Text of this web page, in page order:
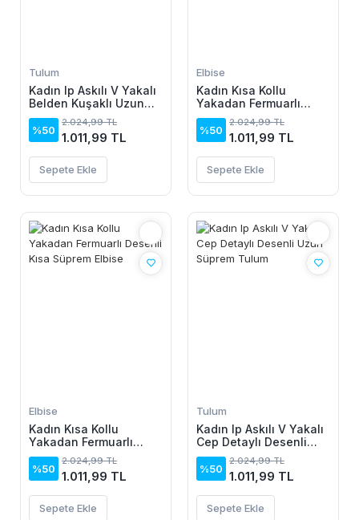
Tulum
Kadın Ip Askılı V Yakalı
Belden Kuşaklı Uzun
Aerobin Tulum
%50
2.024,99 TL
1.011,99 TL
Sepete Ekle
Elbise
Kadın Kısa Kollu
Yakadan Fermuarlı
Desenli Kısa Süprem
Elbise
%50
2.024,99 TL
1.011,99 TL
Sepete Ekle
Elbise
Kadın Kısa Kollu
Yakadan Fermuarlı
Desenli Kısa Süprem
Elbise
%50
2.024,99 TL
1.011,99 TL
Sepete Ekle
Tulum
Kadın Ip Askılı V Yakalı
Cep Detaylı Desenli
Uzun Süprem Tulum
%50
2.024,99 TL
1.011,99 TL
Sepete Ekle